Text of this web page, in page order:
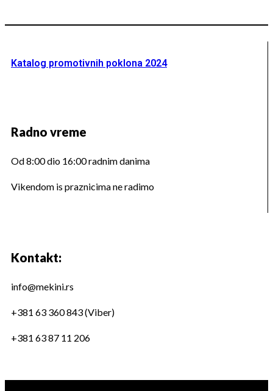
Katalog promotivnih poklona 2024
Radno vreme
Od 8:00 dio 16:00 radnim danima
Vikendom is praznicima ne radimo
Kontakt:
info@mekini.rs
+381 63 360 843 (Viber)
+381 63 87 11 206